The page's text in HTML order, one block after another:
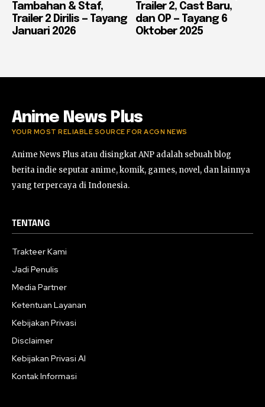
Tambahan & Staf,
Trailer 2 Dirilis — Tayang
Januari 2026
Trailer 2, Cast Baru,
dan OP — Tayang 6
Oktober 2025
Anime News Plus
YOUR MOST RELIABLE SOURCE FOR ACGN NEWS
Anime News Plus atau disingkat ANP adalah sebuah blog
berita indie seputar anime, komik, games, novel, dan lainnya
yang terpercaya di Indonesia.
TENTANG
Trakteer Kami
Jadi Penulis
Media Partner
Ketentuan Layanan
Kebijakan Privasi
Disclaimer
Kebijakan Privasi AI
Kontak Informasi